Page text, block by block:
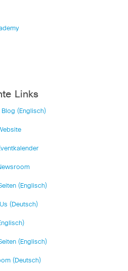
Links
(Englisch)
(Englisch)
(Deutsch)
(Englisch)
(Deutsch)